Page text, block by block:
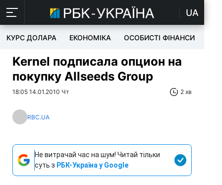
UA
КУРС ДОЛАРА ЕКОНОМІКА ОСОБИСТІ ФІНАНСИ
Kernel подписала опцион на
покупку Allseeds Group
18:05 14.01.2010 Чт 2 хв
RBC.UA
Не витрачай час на шум! Читай тільки
суть з РБК-Україна у Google